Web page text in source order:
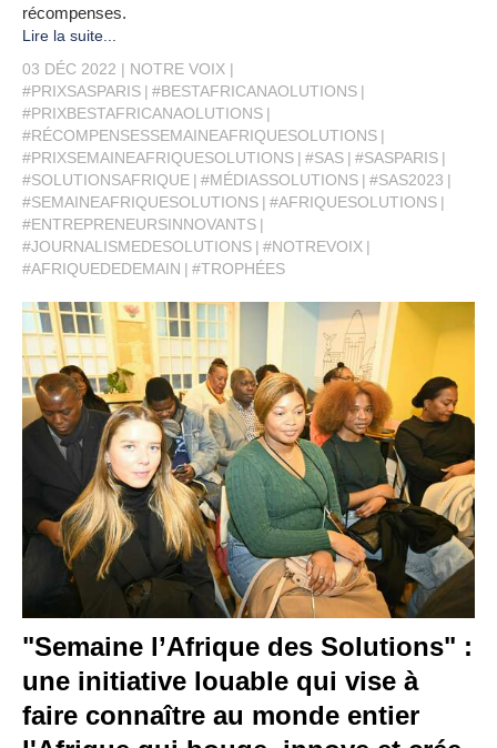
récompenses.
Lire la suite...
03 DÉC 2022
NOTRE VOIX
#PRIXSASPARIS
#BESTAFRICANAOLUTIONS
#PRIXBESTAFRICANAOLUTIONS
#RÉCOMPENSESSEMAINEAFRIQUESOLUTIONS
#PRIXSEMAINEAFRIQUESOLUTIONS
#SAS
#SASPARIS
#SOLUTIONSAFRIQUE
#MÉDIASSOLUTIONS
#SAS2023
#SEMAINEAFRIQUESOLUTIONS
#AFRIQUESOLUTIONS
#ENTREPRENEURSINNOVANTS
#JOURNALISMEDESOLUTIONS
#NOTREVOIX
#AFRIQUEDEDEMAIN
#TROPHÉES
"Semaine l’Afrique des Solutions" :
une initiative louable qui vise à
faire connaître au monde entier